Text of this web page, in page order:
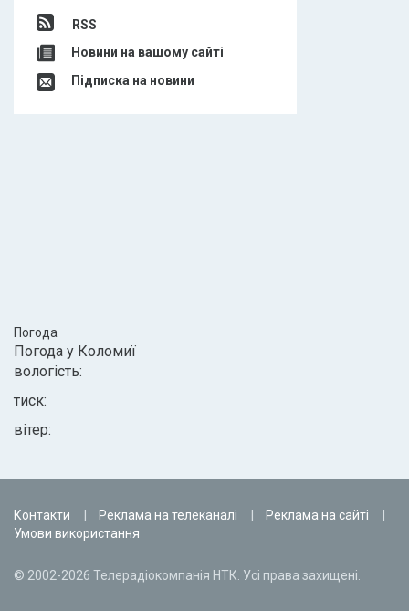
RSS
Новини на вашому сайті
Підписка на новини
Погода
Погода у Коломиї
вологість:
тиск:
вітер:
Контакти Реклама на телеканалі
Реклама на сайті
Умови використання
© 2002-2026 Телерадіокомпанія НТК. Усі права захищені.